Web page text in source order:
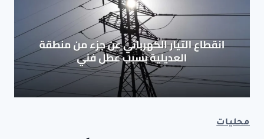
محليات